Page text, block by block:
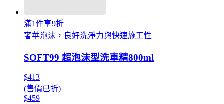
滿1件享9折
奢華泡沫，良好洗淨力與快速施工性
SOFT99 超泡沫型洗車精800ml
$413
(售價已折)
$459